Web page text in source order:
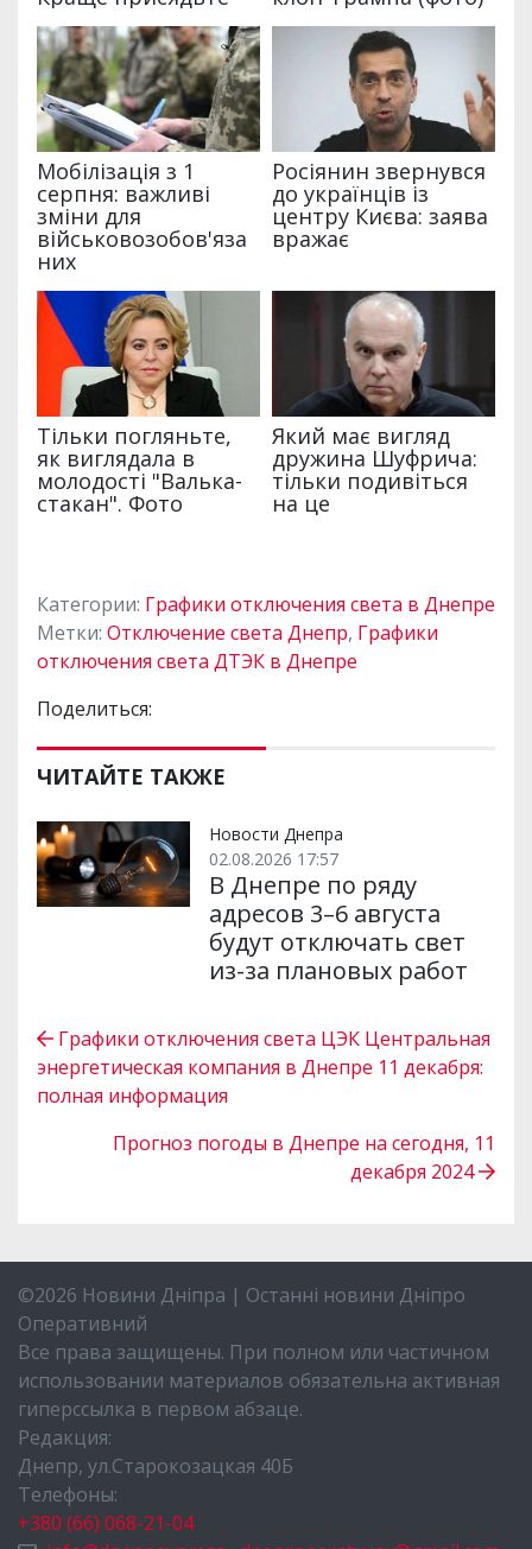
Категории: Графики отключения света в Днепре
Метки: Отключение света Днепр, Графики
отключения света ДТЭК в Днепре
Поделиться:
ЧИТАЙТЕ ТАКЖЕ
Новости Днепра
02.08.2026 17:57
В Днепре по ряду
адресов 3–6 августа
будут отключать свет
из-за плановых работ
Графики отключения света ЦЭК Центральная
энергетическая компания в Днепре 11 декабря:
полная информация
Прогноз погоды в Днепре на сегодня, 11
декабря 2024
©2026 Новини Дніпра | Останні новини Дніпро
Оперативний
Все права защищены. При полном или частичном
использовании материалов обязательна активная
гиперссылка в первом абзаце.
Редакция:
Днепр, ул.Старокозацкая 40Б
Телефоны:
+380 (66) 068-21-04